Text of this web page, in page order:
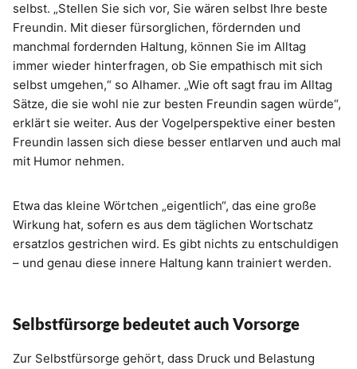
selbst. „Stellen Sie sich vor, Sie wären selbst Ihre beste
Freundin. Mit dieser fürsorglichen, fördernden und
manchmal fordernden Haltung, können Sie im Alltag
immer wieder hinterfragen, ob Sie empathisch mit sich
selbst umgehen,“ so Alhamer. „Wie oft sagt frau im Alltag
Sätze, die sie wohl nie zur besten Freundin sagen würde“,
erklärt sie weiter. Aus der Vogelperspektive einer besten
Freundin lassen sich diese besser entlarven und auch mal
mit Humor nehmen.
Etwa das kleine Wörtchen „eigentlich“, das eine große
Wirkung hat, sofern es aus dem täglichen Wortschatz
ersatzlos gestrichen wird. Es gibt nichts zu entschuldigen
– und genau diese innere Haltung kann trainiert werden.
Selbstfürsorge bedeutet auch Vorsorge
Zur Selbstfürsorge gehört, dass Druck und Belastung